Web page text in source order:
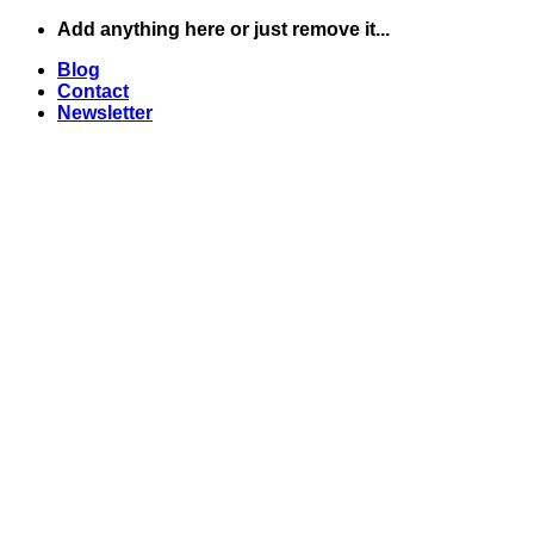
Skip
content
Add anything here or just remove it...
Blog
Contact
Newsletter